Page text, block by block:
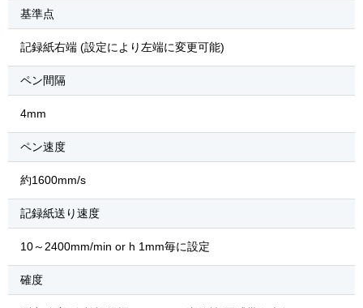
基準点
記録紙右端 (設定により左端に変更可能)
ペン間隔
4mm
ペン速度
約1600mm/s
記録紙送り速度
10～2400mm/min or h 1mm毎に設定
確度